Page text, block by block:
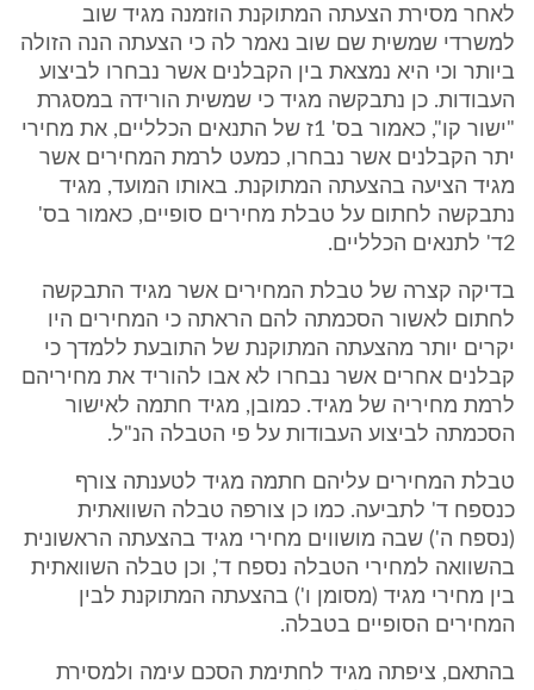
לאחר מסירת הצעתה המתוקנת הוזמנה מגיד שוב
למשרדי שמשית שם שוב נאמר לה כי הצעתה הנה הזולה
ביותר וכי היא נמצאת בין הקבלנים אשר נבחרו לביצוע
העבודות. כן נתבקשה מגיד כי שמשית הורידה במסגרת
"ישור קו", כאמור בס' 1ז של התנאים הכלליים, את מחירי
יתר הקבלנים אשר נבחרו, כמעט לרמת המחירים אשר
מגיד הציעה בהצעתה המתוקנת. באותו המועד, מגיד
נתבקשה לחתום על טבלת מחירים סופיים, כאמור בס'
2ד' לתנאים הכלליים.
בדיקה קצרה של טבלת המחירים אשר מגיד התבקשה
לחתום לאשור הסכמתה להם הראתה כי המחירים היו
יקרים יותר מהצעתה המתוקנת של התובעת ללמדך כי
קבלנים אחרים אשר נבחרו לא אבו להוריד את מחיריהם
לרמת מחיריה של מגיד. כמובן, מגיד חתמה לאישור
הסכמתה לביצוע העבודות על פי הטבלה הנ"ל.
טבלת המחירים עליהם חתמה מגיד לטענתה צורף
כנספח ד' לתביעה. כמו כן צורפה טבלה השוואתית
(נספח ה') שבה מושווים מחירי מגיד בהצעתה הראשונית
בהשוואה למחירי הטבלה נספח ד', וכן טבלה השוואתית
בין מחירי מגיד (מסומן ו') בהצעתה המתוקנת לבין
המחירים הסופיים בטבלה.
בהתאם, ציפתה מגיד לחתימת הסכם עימה ולמסירת